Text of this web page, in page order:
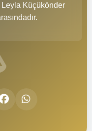
Leyla Küçükönder